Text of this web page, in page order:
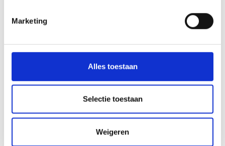
Marketing
Alles toestaan
Selectie toestaan
Weigeren
Stellingbeschermers
drempels/ruggen/parkeerstops